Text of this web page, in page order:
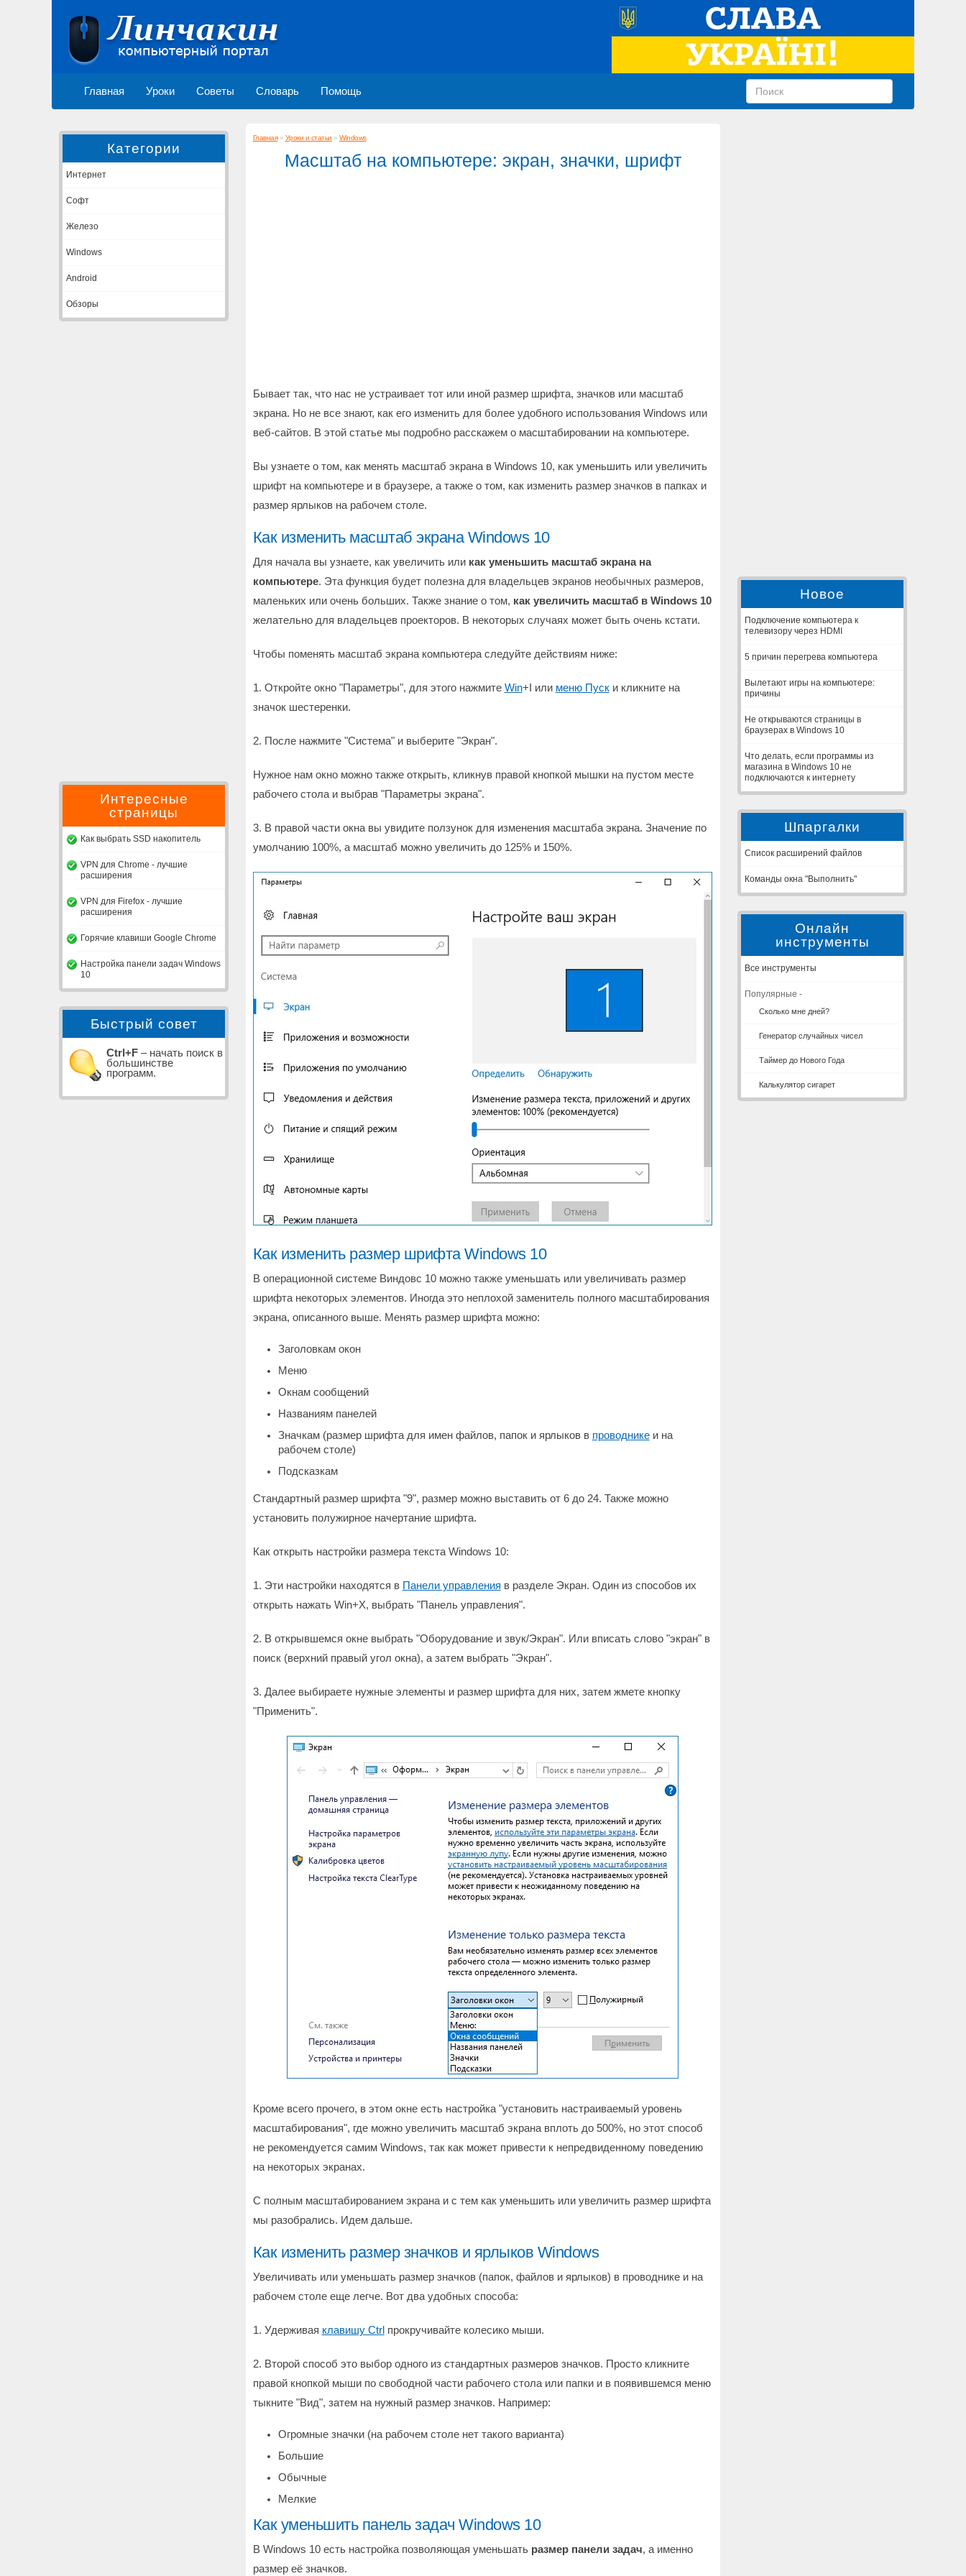
Главная Уроки Советы Словарь Помощь
Категории
Интернет
Софт
Железо
Windows
Android
Обзоры
Интересные
страницы
Как выбрать SSD накопитель
VPN для Chrome - лучшие
расширения
VPN для Firefox - лучшие
расширения
Горячие клавиши Google Chrome
Настройка панели задач Windows
10
Быстрый совет
Ctrl+F – начать поиск в
большинстве
программ.
Главная» Уроки и статьи »Windows
Масштаб на компьютере: экран, значки, шрифт
Бывает так, что нас не устраивает тот или иной размер шрифта, значков или масштаб
экрана. Но не все знают, как его изменить для более удобного использования Windows или
веб-сайтов. В этой статье мы подробно расскажем о масштабировании на компьютере.
Вы узнаете о том, как менять масштаб экрана в Windows 10, как уменьшить или увеличить
шрифт на компьютере и в браузере, а также о том, как изменить размер значков в папках и
размер ярлыков на рабочем столе.
Как изменить масштаб экрана Windows 10
Для начала вы узнаете, как увеличить или как уменьшить масштаб экрана на
компьютере. Эта функция будет полезна для владельцев экранов необычных размеров,
маленьких или очень больших. Также знание о том, как увеличить масштаб в Windows 10
желательно для владельцев проекторов. В некоторых случаях может быть очень кстати.
Чтобы поменять масштаб экрана компьютера следуйте действиям ниже:
1. Откройте окно "Параметры", для этого нажмите Win+I или меню Пуски кликните на
значок шестеренки.
2. После нажмите "Система" и выберите "Экран".
Нужное нам окно можно также открыть, кликнув правой кнопкой мышки на пустом месте
рабочего стола и выбрав "Параметры экрана".
3. В правой части окна вы увидите ползунок для изменения масштаба экрана. Значение по
умолчанию 100%, а масштаб можно увеличить до 125% и 150%.
Как изменить размер шрифта Windows 10
В операционной системе Виндовс 10 можно также уменьшать или увеличивать размер
шрифта некоторых элементов. Иногда это неплохой заменитель полного масштабирования
экрана, описанного выше. Менять размер шрифта можно:
Заголовкам окон
Меню
Окнам сообщений
Названиям панелей
Значкам (размер шрифта для имен файлов, папок и ярлыков в проводникеи на
рабочем столе)
Подсказкам
Стандартный размер шрифта "9", размер можно выставить от 6 до 24. Также можно
установить полужирное начертание шрифта.
Как открыть настройки размера текста Windows 10:
1. Эти настройки находятся в Панели управления в разделе Экран. Один из способов их
открыть нажать Win+X, выбрать "Панель управления".
2. В открывшемся окне выбрать "Оборудование и звук/Экран". Или вписать слово "экран" в
поиск (верхний правый угол окна), а затем выбрать "Экран".
3. Далее выбираете нужные элементы и размер шрифта для них, затем жмете кнопку
"Применить".
Кроме всего прочего, в этом окне есть настройка "установить настраиваемый уровень
масштабирования", где можно увеличить масштаб экрана вплоть до 500%, но этот способ
не рекомендуется самим Windows, так как может привести к непредвиденному поведению
на некоторых экранах.
С полным масштабированием экрана и с тем как уменьшить или увеличить размер шрифта
мы разобрались. Идем дальше.
Как изменить размер значков и ярлыков Windows
Увеличивать или уменьшать размер значков (папок, файлов и ярлыков) в проводнике и на
рабочем столе еще легче. Вот два удобных способа:
1. Удерживая клавишу Ctrl прокручивайте колесико мыши.
2. Второй способ это выбор одного из стандартных размеров значков. Просто кликните
правой кнопкой мыши по свободной части рабочего стола или папки и в появившемся меню
тыкните "Вид", затем на нужный размер значков. Например:
Огромные значки (на рабочем столе нет такого варианта)
Большие
Обычные
Мелкие
Как уменьшить панель задач Windows 10
В Windows 10 есть настройка позволяющая уменьшать размер панели задач, а именно
размер её значков.
Новое
Подключение компьютера к
телевизору через HDMI
5 причин перегрева компьютера
Вылетают игры на компьютере:
причины
Не открываются страницы в
браузерах в Windows 10
Что делать, если программы из
магазина в Windows 10 не
подключаются к интернету
Шпаргалки
Список расширений файлов
Команды окна "Выполнить"
Онлайн
инструменты
Все инструменты
Популярные -
Сколько мне дней?
Генератор случайных чисел
Таймер до Нового Года
Калькулятор сигарет